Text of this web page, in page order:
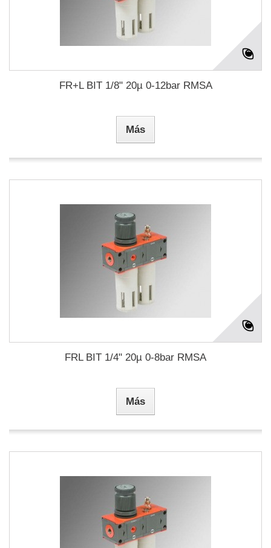
FR+L BIT 1/8" 20µ 0-12bar RMSA
Más
FRL BIT 1/4" 20µ 0-8bar RMSA
Más